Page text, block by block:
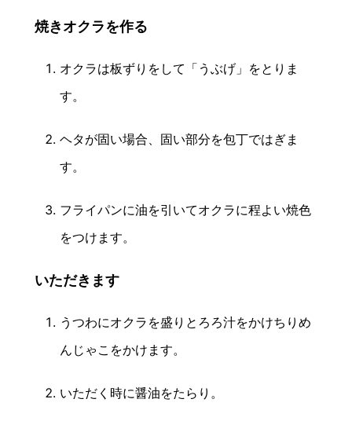
焼きオクラを作る
オクラは板ずりをして「うぶげ」をとりま
す。
ヘタが固い場合、固い部分を包丁ではぎま
す。
フライパンに油を引いてオクラに程よい焼色
をつけます。
いただきます
うつわにオクラを盛りとろろ汁をかけちりめ
んじゃこをかけます。
いただく時に醤油をたらり。